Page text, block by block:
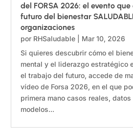
del FORSA 2026: el evento
futuro del bienestar
organizaciones
por RHSaludable
Mar 10, 2026
Si quieres descubrir cómo el
mental y el liderazgo estratégico
el trabajo del futuro, accede de
vídeo de Forsa 2026, en el que
primera mano casos reales,
modelos...